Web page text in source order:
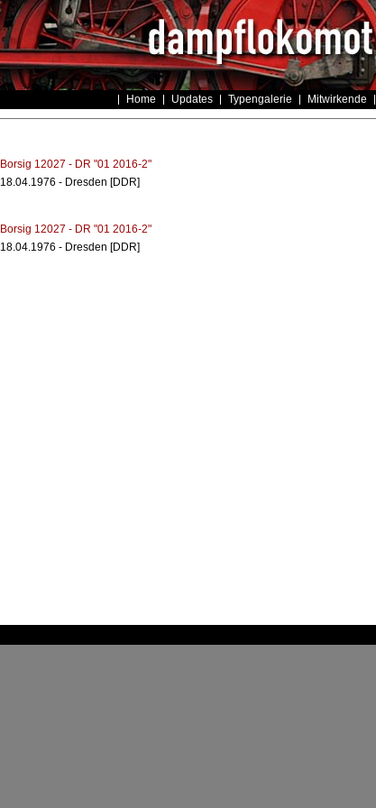
Home Updates Typengalerie Mitwirkende
Borsig 12027 - DR "01 2016-2"
18.04.1976 - Dresden [DDR]
Borsig 12027 - DR "01 2016-2"
18.04.1976 - Dresden [DDR]